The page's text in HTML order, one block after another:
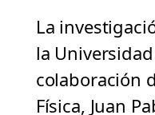
La
la
colaboración
Física, Juan